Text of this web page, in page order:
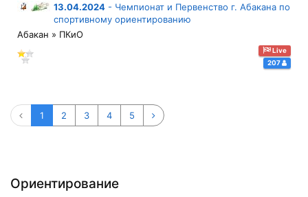
13.04.2024 - Чемпионат и Первенство г. Абакана по
спортивному ориентированию
Абакан » ПКиО
Live
207
1 2 3 4 5
Ориентирование